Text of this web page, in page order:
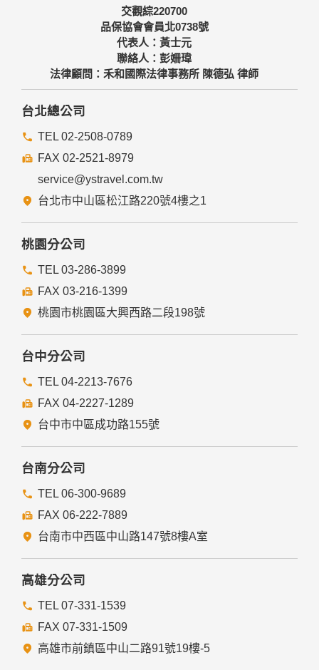
交觀綜220700
品保協會會員北0738號
代表人：黃士元
聯絡人：彭姍瑋
法律顧問：禾和國際法律事務所 陳德弘 律師
台北總公司
TEL 02-2508-0789
FAX 02-2521-8979
service@ystravel.com.tw
台北市中山區松江路220號4樓之1
桃園分公司
TEL 03-286-3899
FAX 03-216-1399
桃園市桃園區大興西路二段198號
台中分公司
TEL 04-2213-7676
FAX 04-2227-1289
台中市中區成功路155號
台南分公司
TEL 06-300-9689
FAX 06-222-7889
台南市中西區中山路147號8樓A室
高雄分公司
TEL 07-331-1539
FAX 07-331-1509
高雄市前鎮區中山二路91號19樓-5